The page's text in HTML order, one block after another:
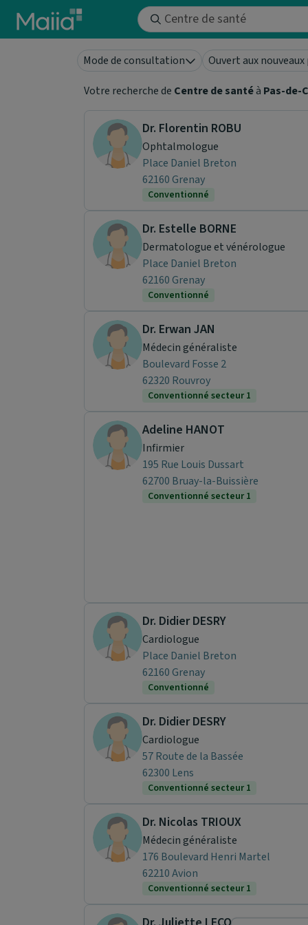
Aller au contenu principal
Mode de consultation Ouvert aux
Votre recherche de Centre de santéà Pas-de-
Dr. Florentin ROBU
Ophtalmologue
Place Daniel Breton
62160 Grenay
Conventionné
Dr. Estelle BORNE
Dermatologue et vénérologue
Place Daniel Breton
62160 Grenay
Conventionné
Dr. Erwan JAN
Médecin généraliste
Boulevard Fosse 2
62320 Rouvroy
Conventionné secteur 1
Adeline HANOT
Infirmier
195 Rue Louis Dussart
62700 Bruay-la-Buissière
Conventionné secteur 1
Dr. Didier DESRY
Cardiologue
Place Daniel Breton
62160 Grenay
Conventionné
Dr. Didier DESRY
Cardiologue
57 Route de la Bassée
62300 Lens
Conventionné secteur 1
Dr. Nicolas TRIOUX
Médecin généraliste
176 Boulevard Henri Martel
62210 Avion
Conventionné secteur 1